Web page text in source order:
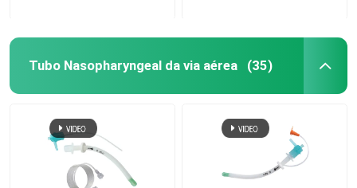
Tubo Nasopharyngeal da via aérea (35)